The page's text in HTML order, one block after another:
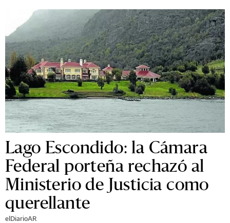
Lago Escondido: la Cámara
Federal porteña rechazó al
Ministerio de Justicia como
querellante
elDiarioAR